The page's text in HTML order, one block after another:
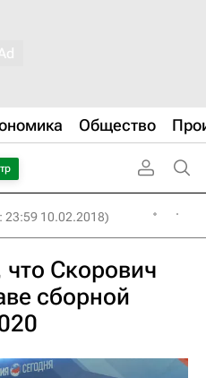
Общество
23:59 10.02.2018)
что Скорович
сборной